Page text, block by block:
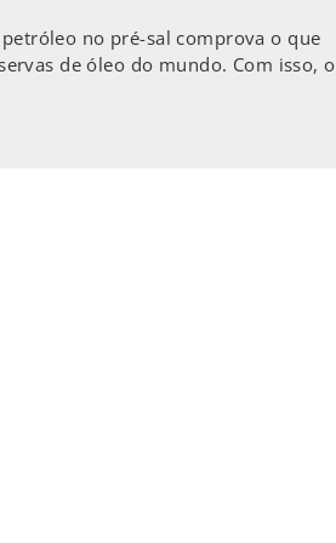
no pré-sal comprova o que
de óleo do mundo. Com isso, o